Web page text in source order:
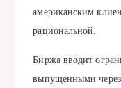
американским
рациональной.
Биржа вводит
выпущенными